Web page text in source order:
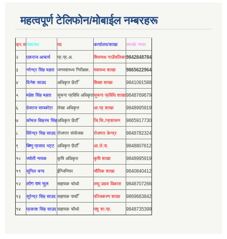
महत्वपूर्ण टेलिफोन/मोबाईल नम्बरहरू
क्र.सनाम/थर पद कार्यालय/शाखा सम्पर्क नम्वर
२ एकराज आचार्य प्र.प्र.अ. शिवनाथ गाउँपालिका9842848784
३ नरेन्द्र सिंह महता जनस्वास्थ्य निरीक्षक. स्वास्थ्य शाखा 9865622964
४ दिनेश साउद अधिकृत छैटौँ शिक्षाा शाखा 9841091588
५ महेश सिंह महता सूचना प्रविधि अधिकृतसूचना प्रविधि शाखा9848769679
६ देवराज सापकोटा लेखा अधिकृत आ.प्र.शाखा 9848995919
७ कोमल विक्रम सिंहअधिकृत छैठौँ जि.सि./प्रशासन 9865917730
८ विरेन्द्र सिह साउद रोजगार संयोजक रोजगार केन्द्र 9848782324
९ बिष्णु प्रसाद भट्ट अधिकृत छैठौँ आ.ले.पा. 9848807612
१० ज्योती नायक कृषि अधिकृत कृषि शाखा 9848995919
११ सुनिल चन्द ईन्जिनियर भौतिक शाखा 9840840412
१२ लोग राम भुल सहायक चोथो लघु उद्यम विकास 9848707266
१३ सुरेन्द्र सिंह साउद सहायक पाचौँ पञ्जिकरण शाखा 9869683842
१४ प्रकाश सिंह साउद सहायक चौथो पशु शा.प्र. 9848735399